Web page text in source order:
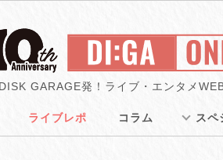
DISK GARAGE発！ライブ・エンタメ
ライブレポ コラム スペ